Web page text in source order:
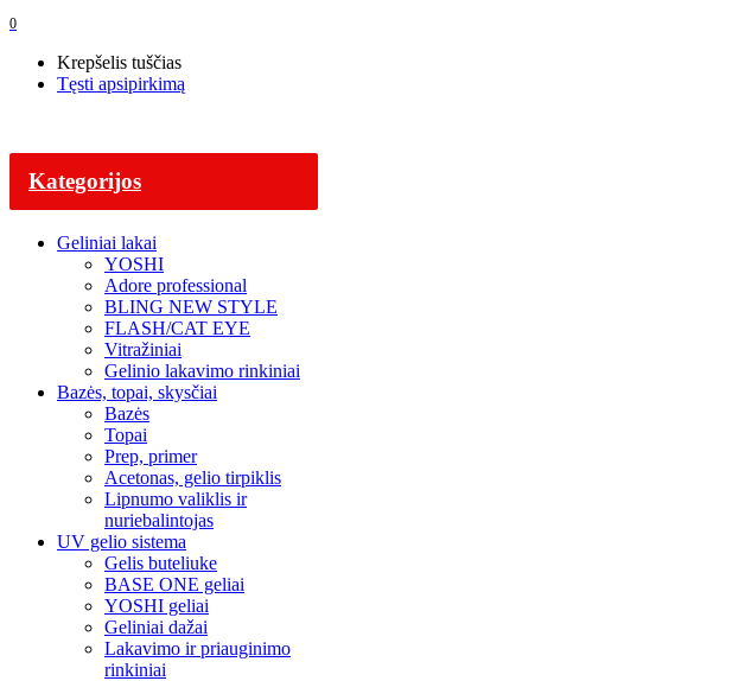
0
Krepšelis tuščias
Tęsti apsipirkimą
Kategorijos
Geliniai lakai
YOSHI
Adore professional
BLING NEW STYLE
FLASH/CAT EYE
Vitražiniai
Gelinio lakavimo rinkiniai
Bazės, topai, skysčiai
Bazės
Topai
Prep, primer
Acetonas, gelio tirpiklis
Lipnumo valiklis ir
nuriebalintojas
UV gelio sistema
Gelis buteliuke
BASE ONE geliai
YOSHI geliai
Geliniai dažai
Lakavimo ir priauginimo
rinkiniai